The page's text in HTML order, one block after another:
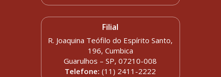
Filial
R. Joaquina Teófilo do Espírito Santo,
196, Cumbica
Guarulhos – SP, 07210-008
Telefone: (11) 2411-2222